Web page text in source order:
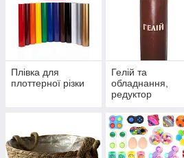
Плівка для
плоттерної різки
Гелій та
обладнання,
редуктор